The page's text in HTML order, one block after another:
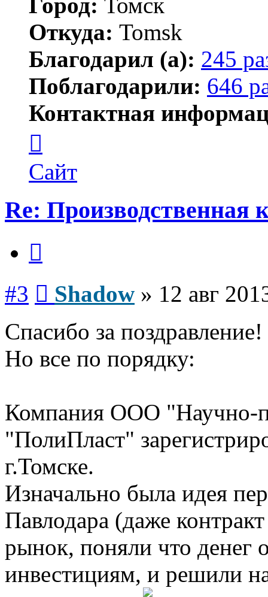
Откуда: Tomsk
Благодарил (а): 245
Поблагодарили: 646
Контактная
пользователя
Shadow
Сайт
Re:
#3 Shadow » 12 авг
Спасибо за
Но все по порядку:
Компания ООО "Научно-
"ПолиПласт"
г.Томске.
Изначально была идея
Павлодара (даже
рынок, поняли что денег
инвестициям, и решили